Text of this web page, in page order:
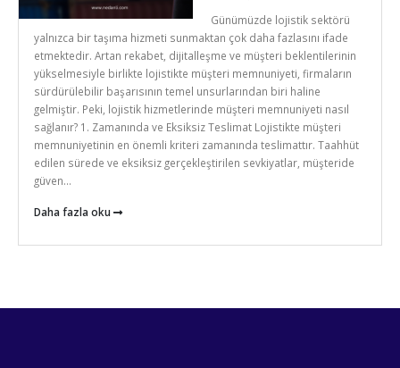
Günümüzde lojistik sektörü
yalnızca bir taşıma hizmeti sunmaktan çok daha fazlasını ifade
etmektedir. Artan rekabet, dijitalleşme ve müşteri beklentilerinin
yükselmesiyle birlikte lojistikte müşteri memnuniyeti, firmaların
sürdürülebilir başarısının temel unsurlarından biri haline
gelmiştir. Peki, lojistik hizmetlerinde müşteri memnuniyeti nasıl
sağlanır? 1. Zamanında ve Eksiksiz Teslimat Lojistikte müşteri
memnuniyetinin en önemli kriteri zamanında teslimattır. Taahhüt
edilen sürede ve eksiksiz gerçekleştirilen sevkiyatlar, müşteride
güven...
Daha fazla oku